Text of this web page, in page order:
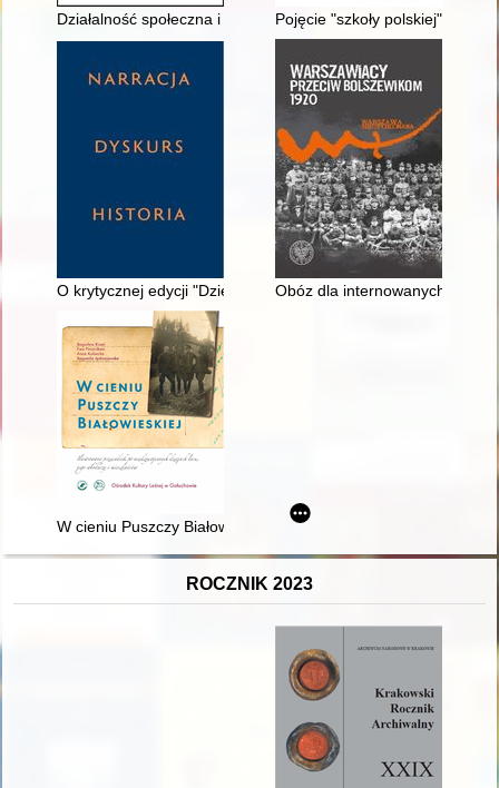
Działalność społeczna i polityczna ks. Andrzeja
Pojęcie "szkoły polskiej" w
O krytycznej edycji "Dzieł literackich" Stanisława
Obóz dla internowanych w
W cieniu Puszczy Białowieskiej : ilustrowany przewodnik po
ROCZNIK 2023